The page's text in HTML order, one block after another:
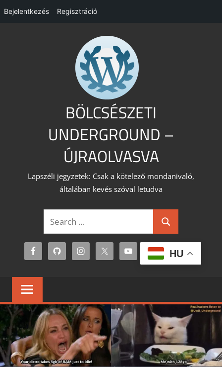
Bejelentkezés Regisztráció
BÖLCSÉSZETI
UNDERGROUND –
ÚJRAOLVASVA
Lapszéli jegyzetek: Csak a kötelező mondanivaló,
általában kevés szóval letudva
Search
for:
Search
HU